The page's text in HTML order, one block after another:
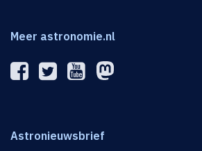
Meer astronomie.nl
Astronieuwsbrief